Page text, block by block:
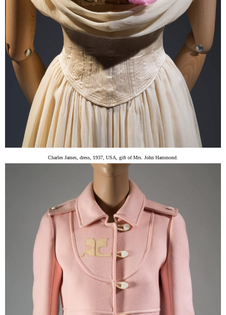
Charles James, dress, 1937, USA, gift of Mrs. John Hammond.